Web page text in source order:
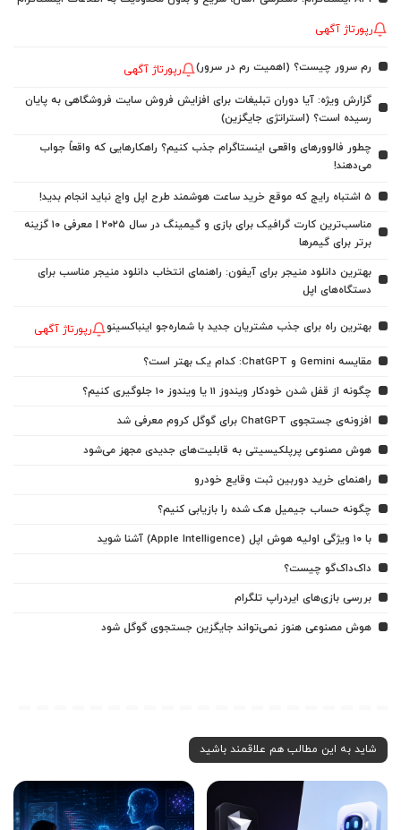
رپورتاژ آگهی
رم سرور چیست؟ (اهمیت رم در سرور) رپورتاژ آگهی
گزارش ویژه: آیا دوران تبلیغات برای افزایش فروش سایت فروشگاهی به پایان
رسیده است؟ (استراتژی جایگزین)
چطور فالوورهای واقعی اینستاگرام جذب کنیم؟ راهکارهایی که واقعاً جواب
می‌دهند!
5 اشتباه رایج که موقع خرید ساعت هوشمند طرح اپل واچ نباید انجام بدید!
مناسب‌ترین کارت گرافیک برای بازی و گیمینگ در سال ۲۰۲۵ | معرفی ۱۰ گزینه
برتر برای گیمرها
بهترین دانلود منیجر برای آیفون: راهنمای انتخاب دانلود منیجر مناسب برای
دستگاه‌های اپل
بهترین راه برای جذب مشتریان جدید با شماره‌جو اینباکسینو رپورتاژ آگهی
مقایسه Gemini و ChatGPT: کدام یک بهتر است؟
چگونه از قفل شدن خودکار ویندوز 11 یا ویندوز 10 جلوگیری کنیم؟
افزونه‌ی جستجوی ChatGPT برای گوگل کروم معرفی شد
هوش مصنوعی پرپلکیسیتی به قابلیت‌های جدیدی مجهز می‌شود
راهنمای خرید دوربین ثبت وقایع خودرو
چگونه حساب جیمیل هک شده را بازیابی کنیم؟
با ۱۰ ویژگی اولیه هوش اپل (Apple Intelligence) آشنا شوید
داک‌داک‌گو چیست؟
بررسی بازی‌های ایردراپ تلگرام
هوش مصنوعی هنوز نمی‌تواند جایگزین جستجوی گوگل شود
شاید به این مطالب هم علاقمند باشید